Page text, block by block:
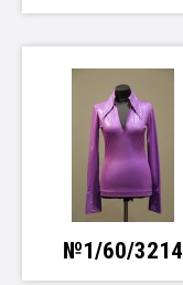
№1/60/3214